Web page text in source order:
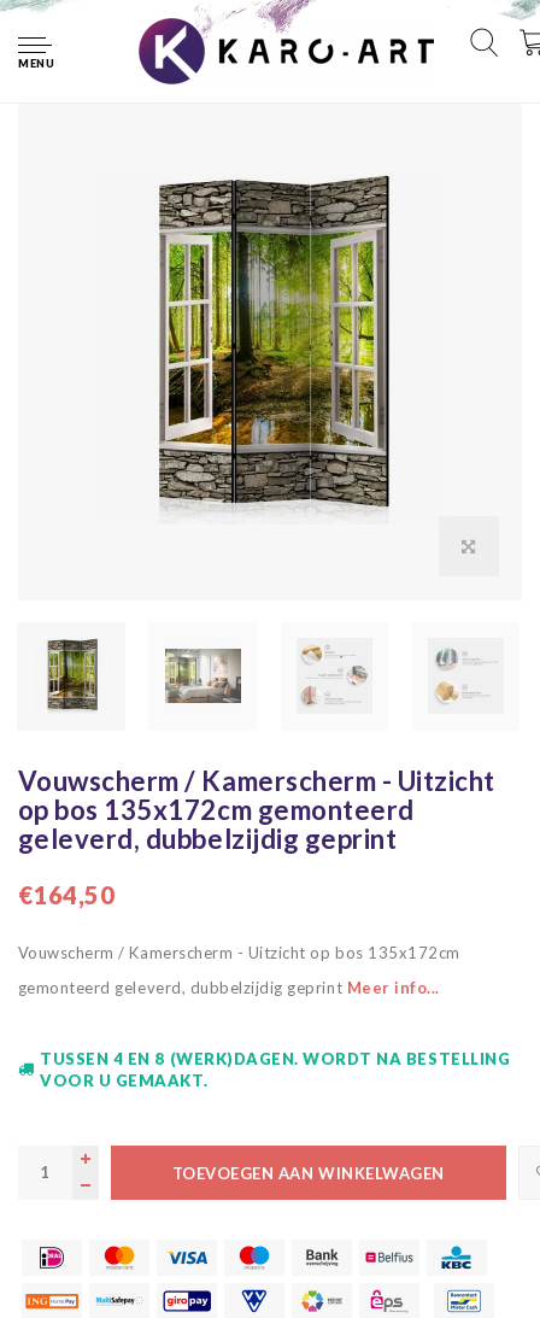
MENU
Vouwscherm / Kamerscherm - Uitzicht op bos 135x172cm
gemonteerd geleverd, dubbelzijdig geprint
Vouwscherm / Kamerscherm - Uitzicht
op bos 135x172cm gemonteerd
geleverd, dubbelzijdig geprint
€164,50
Vouwscherm / Kamerscherm - Uitzicht op bos 135x172cm
gemonteerd geleverd, dubbelzijdig geprint Meer info...
TUSSEN 4 EN 8 (WERK)DAGEN. WORDT NA BESTELLING
VOOR U GEMAAKT.
TOEVOEGEN AAN WINKELWAGEN